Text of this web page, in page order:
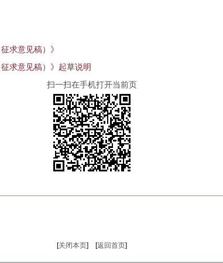
求意见稿）》
求意见稿）》起草说明
扫一扫在手机打开当前页
[关闭本页] [返回首页]